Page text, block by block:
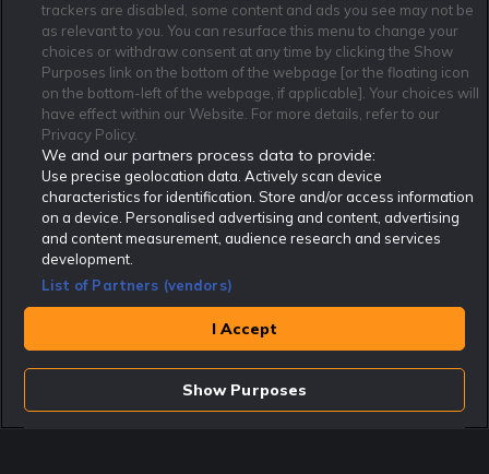
Rekatochklart.com är Sveriges ledande betting-community. 2017 nominerades
Rekatochklart som en av världens bästa spelinformations-sajter på spelbranschens egen
Oscarsgala EGR Awards.
Rekatochklart är oberoende och ej knutet till något specifikt spelbolag. Här hittar du
speltips, unika insättningsbonusar och erbjudanden från de största och mest seriösa
spelbolagen. En spelbok, spelskola, information om skador och avstängningar samt vårt
populära klotterplank.
Har du några frågor är du välkommen attkontakta oss
Copyright © Rekatochklart.com 2008-2026 - Alla rättigheter reserverade.
Spela ansvarsfullt. Åldersgränsen för spel är 18+ Har ditt spelande blivit ett
problem? Kontakta stödlinjen på 020-81 91 00. Odds kan ändras. Alla odds var
korrekta vid den tidpunkt de publicerades. Spel utan konto innebär att man
använder e-legitimation för registrering. Delar av innehållet på sajten är
kommersiellt innehåll.
Affiliate Modell
Kontakta oss
Redaktionen
Ansvarsfullt Spelande
Nyhetsarkiv
Tipsarkiv
Cookie Policy
Användarvilkor
Integritetspolicy
Sportkalender
trackers are disabled, some content and ads you see may not be
as relevant to you. You can resurface this menu to change your
choices or withdraw consent at any time by clicking the Show
Purposes link on the bottom of the webpage [or the floating icon
on the bottom-left of the webpage, if applicable]. Your choices will
have effect within our Website. For more details, refer to our
Privacy Policy.
We and our partners process data to provide:
Use precise geolocation data. Actively scan device
characteristics for identification. Store and/or access information
on a device. Personalised advertising and content, advertising
and content measurement, audience research and services
development.
List of Partners (vendors)
I Accept
Show Purposes